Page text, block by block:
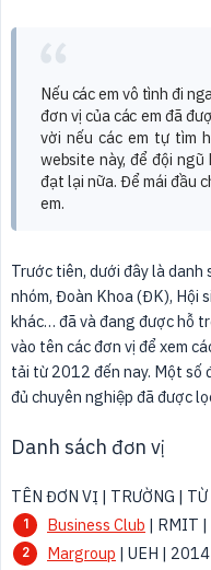
Nếu các em vô tình đi
đơn vị của các em đã
vời nếu các em tự tìm
website này, để đội
đạt lại nữa. Để mái đầu
em.
Trước tiên, dưới đây là danh
nhóm, Đoàn Khoa (ĐK), Hội
khác… đã và đang được hỗ
vào tên các đơn vị để xem
tải từ 2012 đến nay. Một số
đủ chuyên nghiệp đã được
Danh sách đơn vị
TÊN ĐƠN VỊ | TRƯỜNG | TỪ
Business Club | RMIT
Margroup | UEH |